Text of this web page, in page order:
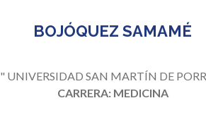
BOJÓQUEZ SAMAMÉ
" UNIVERSIDAD SAN MARTÍN DE
CARRERA: MEDICINA